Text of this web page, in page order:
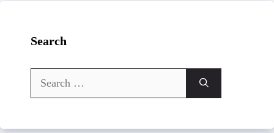
Search
Search
for: